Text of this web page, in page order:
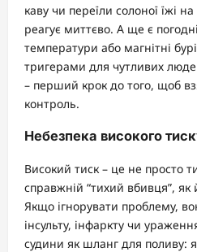
каву чи переїли солоної їжі
реагує миттєво. А ще є
температури або магнітні
тригерами для чутливих
– перший крок до того, щоб
контроль.
Небезпека високого
Високий тиск – це не просто
справжній “тихий вбивця”,
Якщо ігнорувати проблему,
інсульту, інфаркту чи
судини як шланг для поливу: